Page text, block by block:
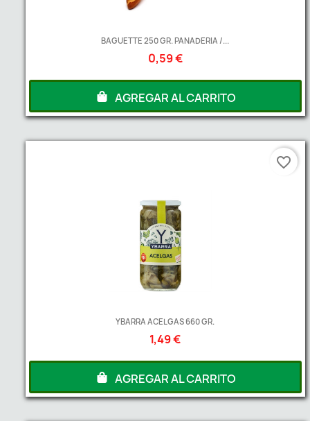
BAGUETTE 250 GR. PANADERIA /...
0,59 €
AGREGAR AL CARRITO
YBARRA ACELGAS 660 GR.
1,49 €
AGREGAR AL CARRITO
favorite_border